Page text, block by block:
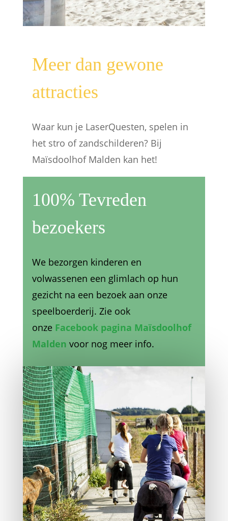
Meer dan gewone
attracties
Waar kun je LaserQuesten, spelen in
het stro of zandschilderen? Bij
Maïsdoolhof Malden kan het!
100% Tevreden
bezoekers
We bezorgen kinderen en
volwassenen een glimlach op hun
gezicht na een bezoek aan onze
speelboerderij. Zie ook
onzeFacebook pagina Maïsdoolhof
Malden voor nog meer info.